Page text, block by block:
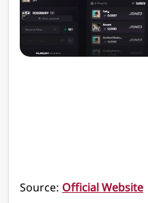
Source: Official Website